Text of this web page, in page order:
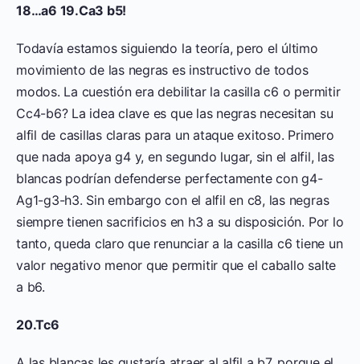
18…a6 19.Ca3 b5!
Todavía estamos siguiendo la teoría, pero el último
movimiento de las negras es instructivo de todos
modos. La cuestión era debilitar la casilla c6 o permitir
Cc4-b6? La idea clave es que las negras necesitan su
alfil de casillas claras para un ataque exitoso. Primero
que nada apoya g4 y, en segundo lugar, sin el alfil, las
blancas podrían defenderse perfectamente con g4-
Ag1-g3-h3. Sin embargo con el alfil en c8, las negras
siempre tienen sacrificios en h3 a su disposición. Por lo
tanto, queda claro que renunciar a la casilla c6 tiene un
valor negativo menor que permitir que el caballo salte
a b6.
20.Tc6